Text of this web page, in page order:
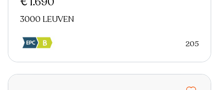
3000 LEUVEN
205